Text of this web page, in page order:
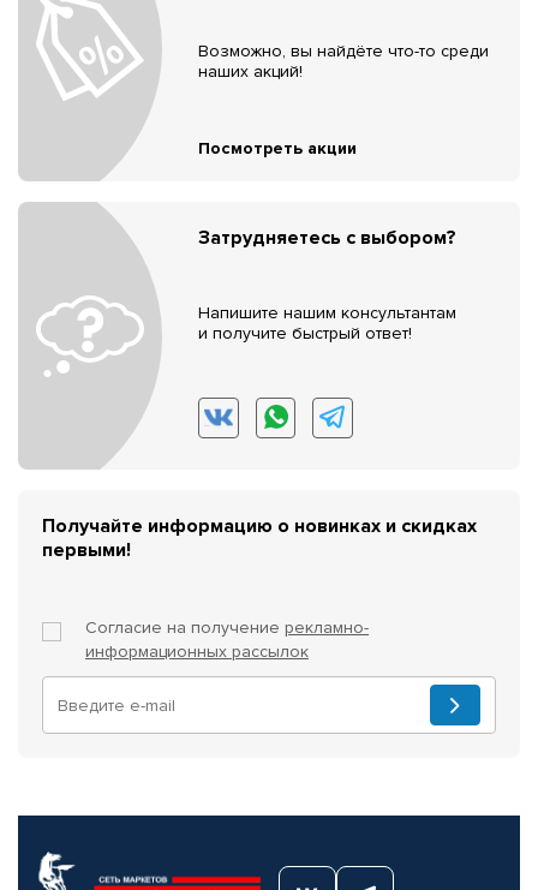
Возможно, вы найдёте что-то среди
наших акций!
Посмотреть акции
Затрудняетесь с выбором?
Напишите нашим консультантам
и получите быстрый ответ!
Получайте информацию о новинках и скидках
первыми!
Согласие на получение рекламно-
информационных рассылок